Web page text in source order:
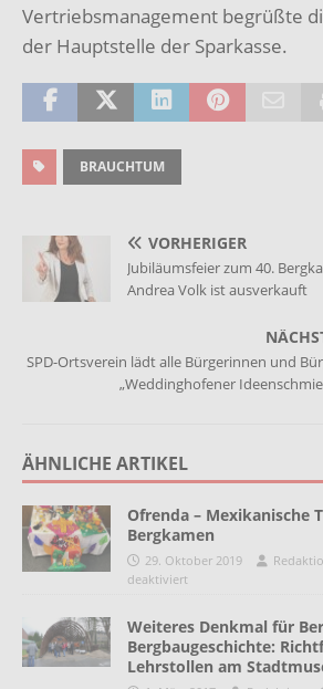
Vertriebsmanagement begrüßte
der Hauptstelle der Sparkasse.
BRAUCHTUM
VORHERIGER
Jubiläumsfeier zum 40.
Andrea Volk ist ausverkauft
SPD-Ortsverein lädt alle Bürgerinnen und
„Weddinghofener
ÄHNLICHE ARTIKEL
Ofrenda – Mexikanische
Bergkamen
29. Oktober 2019
deaktiviert
Weiteres Denkmal für
Bergbaugeschichte:
Lehrstollen am